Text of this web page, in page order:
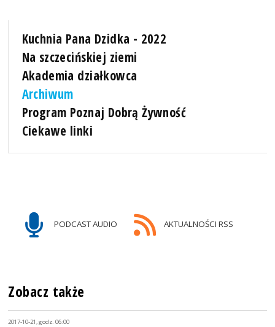
Kuchnia Pana Dzidka - 2022
Na szczecińskiej ziemi
Akademia działkowca
Archiwum
Program Poznaj Dobrą Żywność
Ciekawe linki
PODCAST AUDIO AKTUALNOŚCI RSS
Zobacz także
2017-10-21, godz. 06:00